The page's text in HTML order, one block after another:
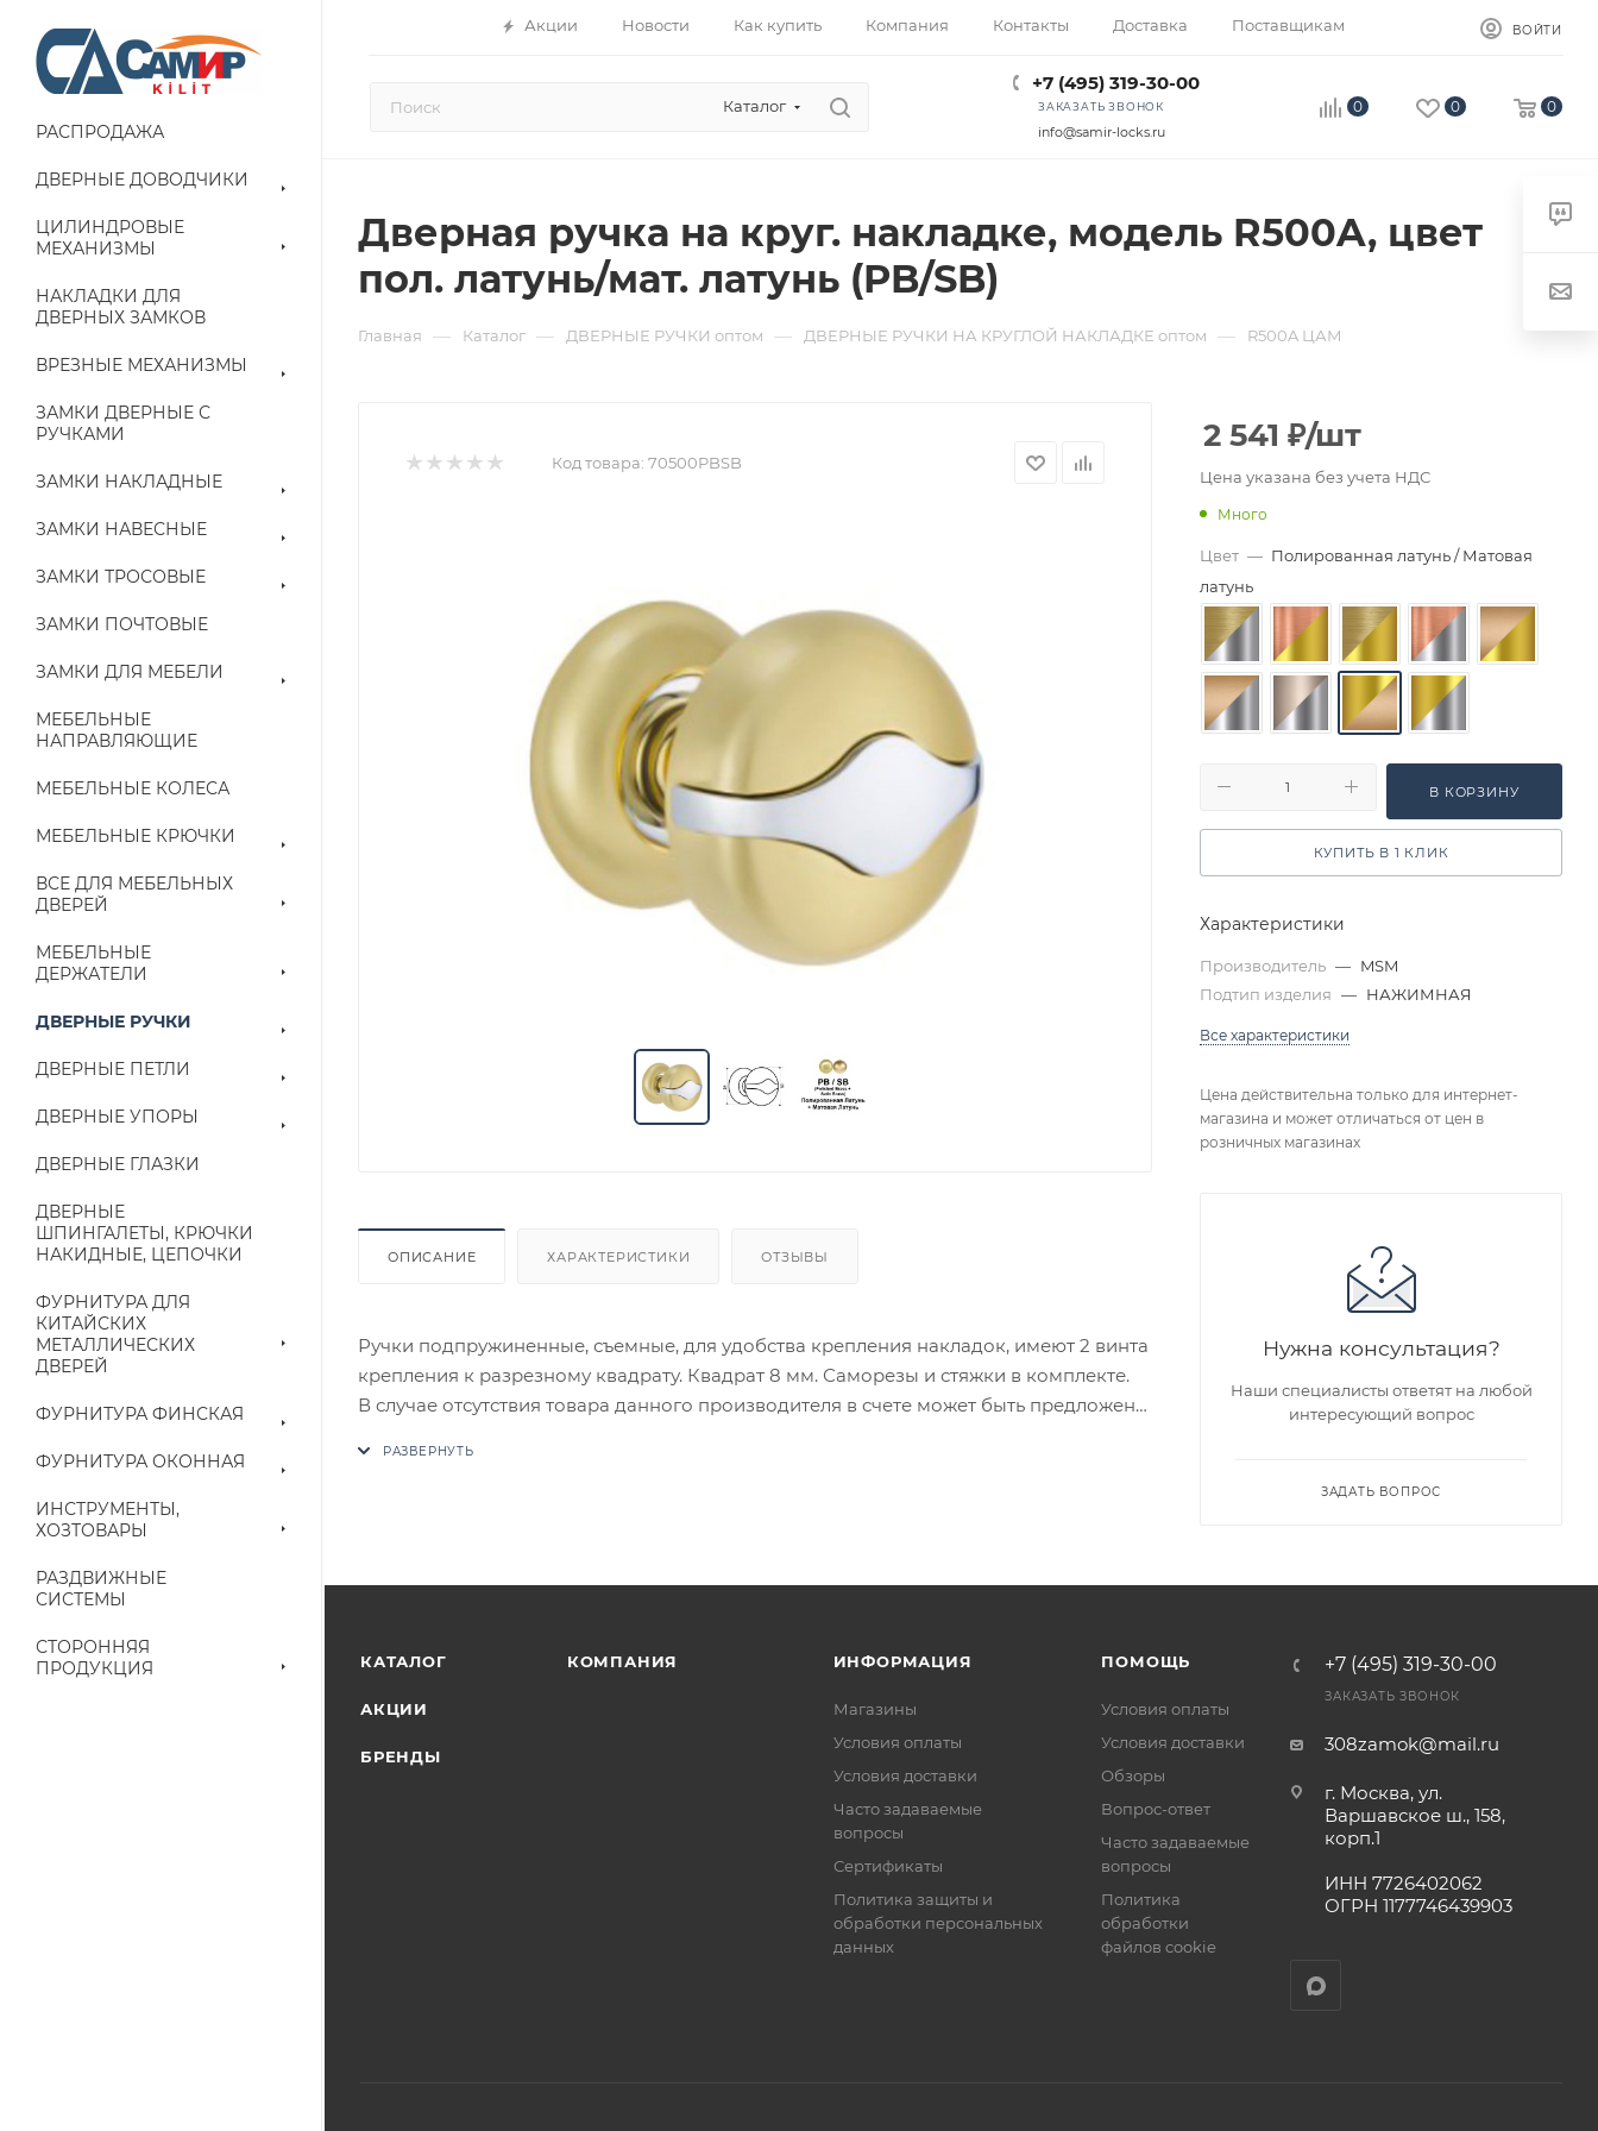
Акции Новости Как купить Компания Контакты Доставка Поставщикам ВОЙТИ
Каталог
+7 (495) 319-30-00
ЗАКАЗАТЬ ЗВОНОК
info@samir-locks.ru
0 0 0
РАСПРОДАЖА
ДВЕРНЫЕ ДОВОДЧИКИ
ЦИЛИНДРОВЫЕ
МЕХАНИЗМЫ
НАКЛАДКИ ДЛЯ
ДВЕРНЫХ ЗАМКОВ
ВРЕЗНЫЕ МЕХАНИЗМЫ
ЗАМКИ ДВЕРНЫЕ С
РУЧКАМИ
ЗАМКИ НАКЛАДНЫЕ
ЗАМКИ НАВЕСНЫЕ
ЗАМКИ ТРОСОВЫЕ
ЗАМКИ ПОЧТОВЫЕ
ЗАМКИ ДЛЯ МЕБЕЛИ
МЕБЕЛЬНЫЕ
НАПРАВЛЯЮЩИЕ
МЕБЕЛЬНЫЕ КОЛЕСА
МЕБЕЛЬНЫЕ КРЮЧКИ
ВСЕ ДЛЯ МЕБЕЛЬНЫХ
ДВЕРЕЙ
МЕБЕЛЬНЫЕ
ДЕРЖАТЕЛИ
ДВЕРНЫЕ РУЧКИ
ДВЕРНЫЕ ПЕТЛИ
ДВЕРНЫЕ УПОРЫ
ДВЕРНЫЕ ГЛАЗКИ
ДВЕРНЫЕ
ШПИНГАЛЕТЫ, КРЮЧКИ
НАКИДНЫЕ, ЦЕПОЧКИ
ФУРНИТУРА ДЛЯ
КИТАЙСКИХ
МЕТАЛЛИЧЕСКИХ
ДВЕРЕЙ
ФУРНИТУРА ФИНСКАЯ
ФУРНИТУРА ОКОННАЯ
ИНСТРУМЕНТЫ,
ХОЗТОВАРЫ
РАЗДВИЖНЫЕ
СИСТЕМЫ
СТОРОННЯЯ
ПРОДУКЦИЯ
Дверная ручка на круг. накладке, модель R500A, цвет
пол. латунь/мат. латунь (PB/SB)
Главная — Каталог — ДВЕРНЫЕ РУЧКИ оптом — ДВЕРНЫЕ РУЧКИ НА КРУГЛОЙ НАКЛАДКЕ оптом — R500A ЦАМ
Код товара: 70500PBSB
ОПИСАНИЕ ХАРАКТЕРИСТИКИ ОТЗЫВЫ
Ручки подпружиненные, съемные, для удобства крепления накладок, имеют 2 винта
крепления к разрезному квадрату. Квадрат 8 мм. Саморезы и стяжки в комплекте.
В случае отсутствия товара данного производителя в счете может быть предложен
Конечная цена будет отображена в высланном счете после проверки товара на
2 541 ₽/шт
Цена указана без учета НДС
Много
Цвет — Полированная латунь / Матовая
латунь
В КОРЗИНУ
КУПИТЬ В 1 КЛИК
Характеристики
Производитель — MSM
Подтип изделия — НАЖИМНАЯ
Все характеристики
Цена действительна только для интернет-
магазина и может отличаться от цен в
розничных магазинах
Нужна консультация?
Наши специалисты ответят на любой
интересующий вопрос
ЗАДАТЬ ВОПРОС
КАТАЛОГ
АКЦИИ
БРЕНДЫ
КОМПАНИЯ ИНФОРМАЦИЯ
Магазины
Условия оплаты
Условия доставки
Часто задаваемые
вопросы
Сертификаты
Политика защиты и
обработки персональных
данных
ПОМОЩЬ
Условия оплаты
Условия доставки
Обзоры
Вопрос-ответ
Часто задаваемые
вопросы
Политика
обработки
файлов cookie
+7 (495) 319-30-00
ЗАКАЗАТЬ ЗВОНОК
308zamok@mail.ru
г. Москва, ул.
Варшавское ш., 158,
корп.1
ИНН 7726402062
ОГРН 1177746439903